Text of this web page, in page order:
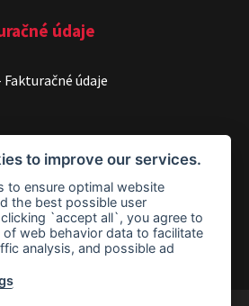
údaje
údaje
to improve our services.
to ensure optimal website
the best possible user
`accept all`, you agree to
web behavior data to facilitate
analysis, and possible ad